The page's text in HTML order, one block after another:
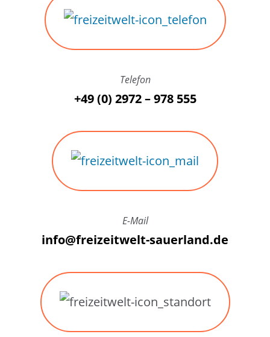
Telefon
+49 (0) 2972 – 978 555
E-Mail
info@freizeitwelt-sauerland.de